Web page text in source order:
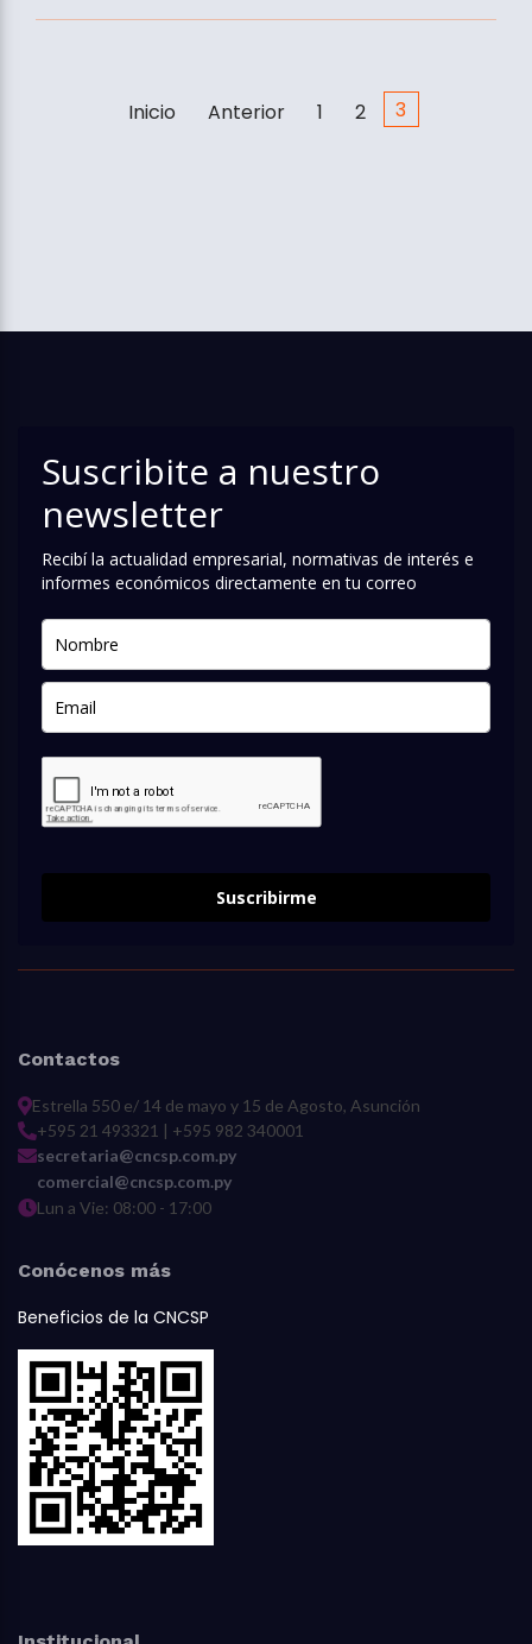
Inicio Anterior 1 2 3
Suscribite a nuestro
newsletter
Recibí la actualidad empresarial, normativas de interés e
informes económicos directamente en tu correo
Suscribirme
Contactos
Estrella 550 e/ 14 de mayo y 15 de Agosto, Asunción
+595 21 493321 | +595 982 340001
secretaria@cncsp.com.py
comercial@cncsp.com.py
Lun a Vie: 08:00 - 17:00
Conócenos más
Beneficios de la CNCSP